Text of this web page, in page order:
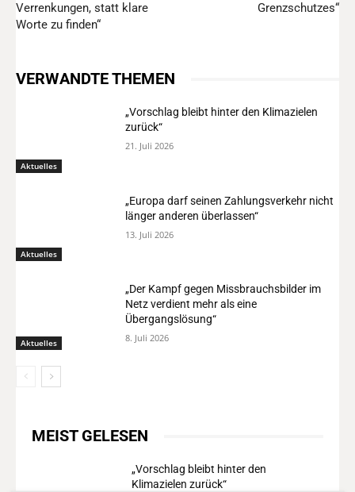
Verrenkungen, statt klare
Worte zu finden“
Grenzschutzes“
VERWANDTE THEMEN
Aktuelles
„Vorschlag bleibt hinter den Klimazielen
zurück“
21. Juli 2026
Aktuelles
„Europa darf seinen Zahlungsverkehr nicht
länger anderen überlassen“
13. Juli 2026
Aktuelles
„Der Kampf gegen Missbrauchsbilder im
Netz verdient mehr als eine
Übergangslösung“
8. Juli 2026
MEIST GELESEN
„Vorschlag bleibt hinter den
Klimazielen zurück“